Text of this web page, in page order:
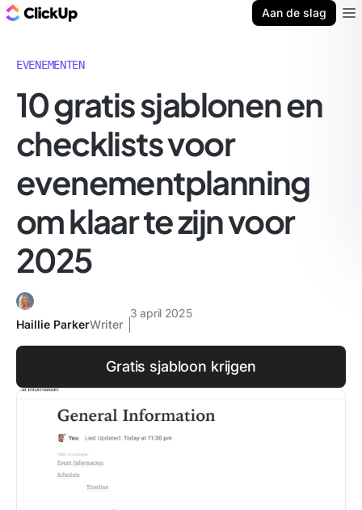
Aan de slag
EVENEMENTEN
10 gratis sjablonen en
checklists voor
evenementplanning
om klaar te zijn voor
2025
Haillie ParkerWriter
3 april 2025
Gratis sjabloon krijgen